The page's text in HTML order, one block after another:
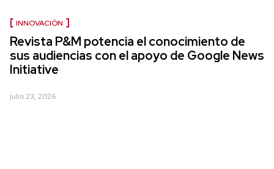
INNOVACIÓN
Revista P&M potencia el conocimiento de
sus audiencias con el apoyo de Google News
Initiative
julio 23, 2026